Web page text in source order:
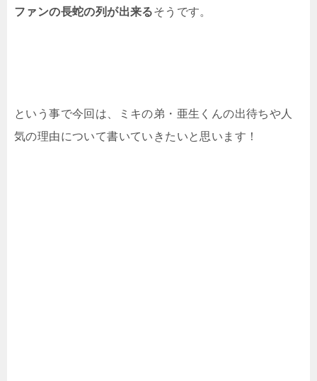
ファンの長蛇の列が出来るそうです。
という事で今回は、ミキの弟・亜生くんの出待ちや人
気の理由について書いていきたいと思います！